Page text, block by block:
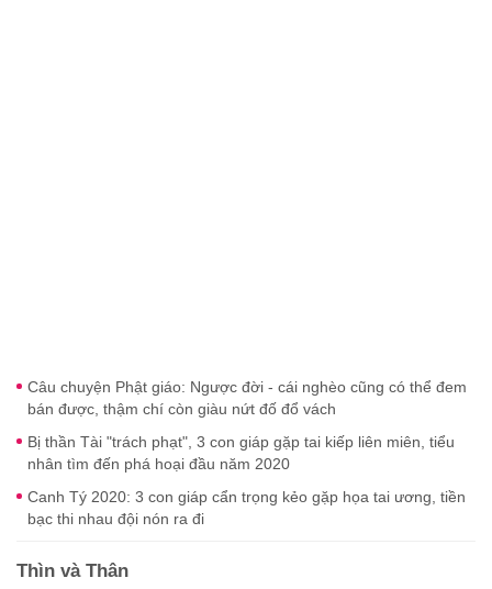
Câu chuyện Phật giáo: Ngược đời - cái nghèo cũng có thể đem
bán được, thậm chí còn giàu nứt đố đổ vách
Bị thần Tài "trách phạt", 3 con giáp gặp tai kiếp liên miên, tiểu
nhân tìm đến phá hoại đầu năm 2020
Canh Tý 2020: 3 con giáp cẩn trọng kẻo gặp họa tai ương, tiền
bạc thi nhau đội nón ra đi
Thìn và Thân